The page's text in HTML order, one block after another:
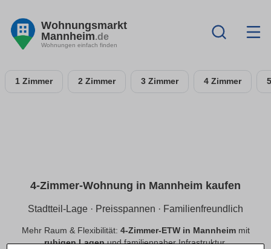
Wohnungsmarkt
Mannheim.de
Wohnungen einfach finden
1 Zimmer 2 Zimmer 3 Zimmer 4 Zimmer
4-Zimmer-Wohnung in Mannheim kaufen
Stadtteil-Lage · Preisspannen · Familienfreundlich
Mehr Raum & Flexibilität: 4-Zimmer-ETW in Mannheimmit
ruhigen Lagenund familiennaher Infrastruktur.